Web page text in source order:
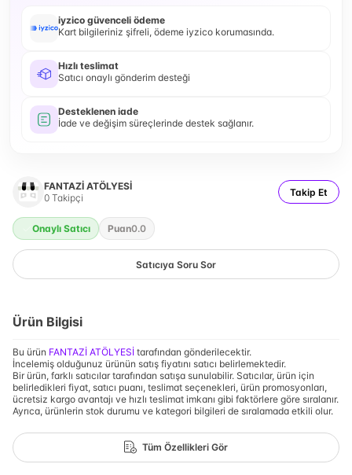
iyzico güvenceli ödeme
Kart bilgileriniz şifreli, ödeme iyzico korumasında.
Hızlı teslimat
Satıcı onaylı gönderim desteği
Desteklenen iade
İade ve değişim süreçlerinde destek sağlanır.
FANTAZİ ATÖLYESİ
0 Takipçi Takip Et
Onaylı Satıcı Puan0.0
Satıcıya Soru Sor
Ürün Bilgisi
Bu ürün FANTAZİ ATÖLYESİ tarafından gönderilecektir.
İncelemiş olduğunuz ürünün satış fiyatını satıcı belirlemektedir.
Bir ürün, farklı satıcılar tarafından satışa sunulabilir. Satıcılar, ürün için
belirledikleri fiyat, satıcı puanı, teslimat seçenekleri, ürün promosyonları,
ücretsiz kargo avantajı ve hızlı teslimat imkanı gibi faktörlere göre sıralanır.
Ayrıca, ürünlerin stok durumu ve kategori bilgileri de sıralamada etkili olur.
Tüm Özellikleri Gör